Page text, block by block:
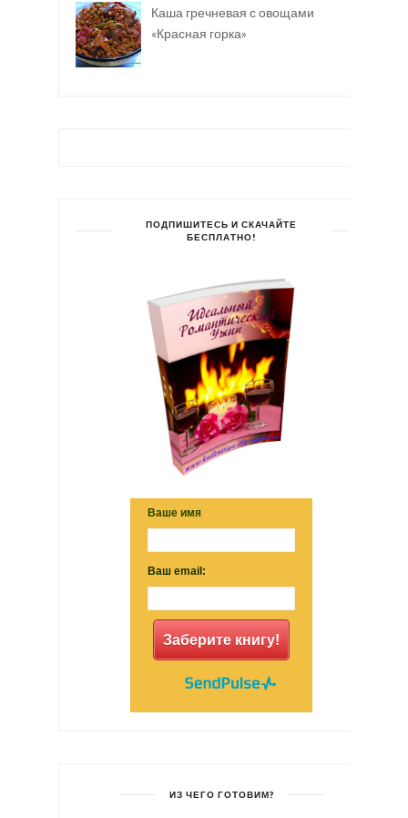
Каша гречневая с овощами
«Красная горка»
ПОДПИШИТЕСЬ И СКАЧАЙТЕ
БЕСПЛАТНО!
Ваше имя
Ваш email:
Заберите книгу!
ИЗ ЧЕГО ГОТОВИМ?